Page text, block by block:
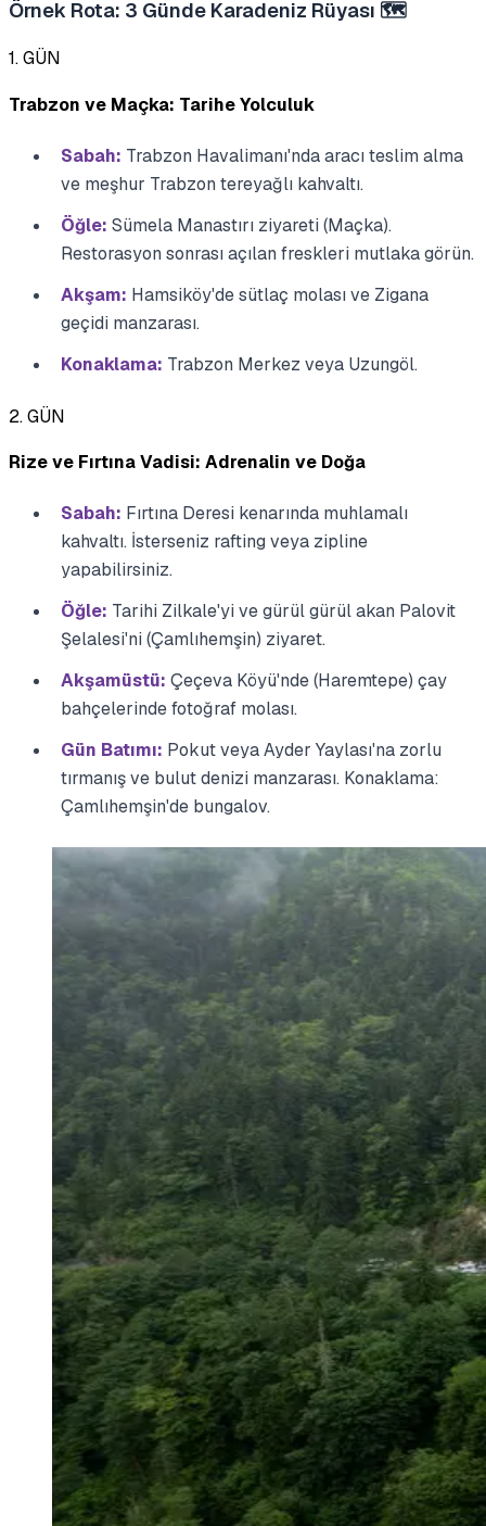
Örnek Rota: 3 Günde Karadeniz Rüyası 🗺️
1. GÜN
Trabzon ve Maçka: Tarihe Yolculuk
Sabah: Trabzon Havalimanı'nda aracı teslim alma
ve meşhur Trabzon tereyağlı kahvaltı.
Öğle: Sümela Manastırı ziyareti (Maçka).
Restorasyon sonrası açılan freskleri mutlaka görün.
Akşam: Hamsiköy'de sütlaç molası ve Zigana
geçidi manzarası.
Konaklama: Trabzon Merkez veya Uzungöl.
2. GÜN
Rize ve Fırtına Vadisi: Adrenalin ve Doğa
Sabah: Fırtına Deresi kenarında muhlamalı
kahvaltı. İsterseniz rafting veya zipline
yapabilirsiniz.
Öğle: Tarihi Zilkale'yi ve gürül gürül akan Palovit
Şelalesi'ni (Çamlıhemşin) ziyaret.
Akşamüstü: Çeçeva Köyü'nde (Haremtepe) çay
bahçelerinde fotoğraf molası.
Gün Batımı: Pokut veya Ayder Yaylası'na zorlu
tırmanış ve bulut denizi manzarası. Konaklama:
Çamlıhemşin'de bungalov.